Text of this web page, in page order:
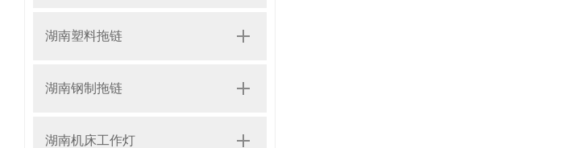
湖南塑料拖链
湖南钢制拖链
湖南机床工作灯